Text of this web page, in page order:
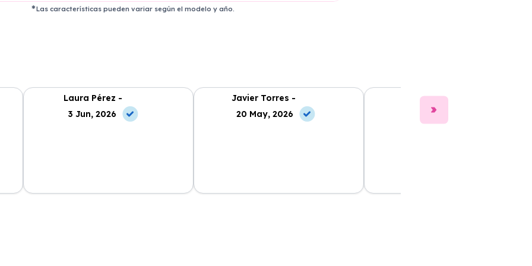
Las características pueden variar según el modelo y año.
Laura Pérez -
3 Jun, 2026
Javier Torres -
20 May, 2026
Clara Gómez -
10 May, 2026